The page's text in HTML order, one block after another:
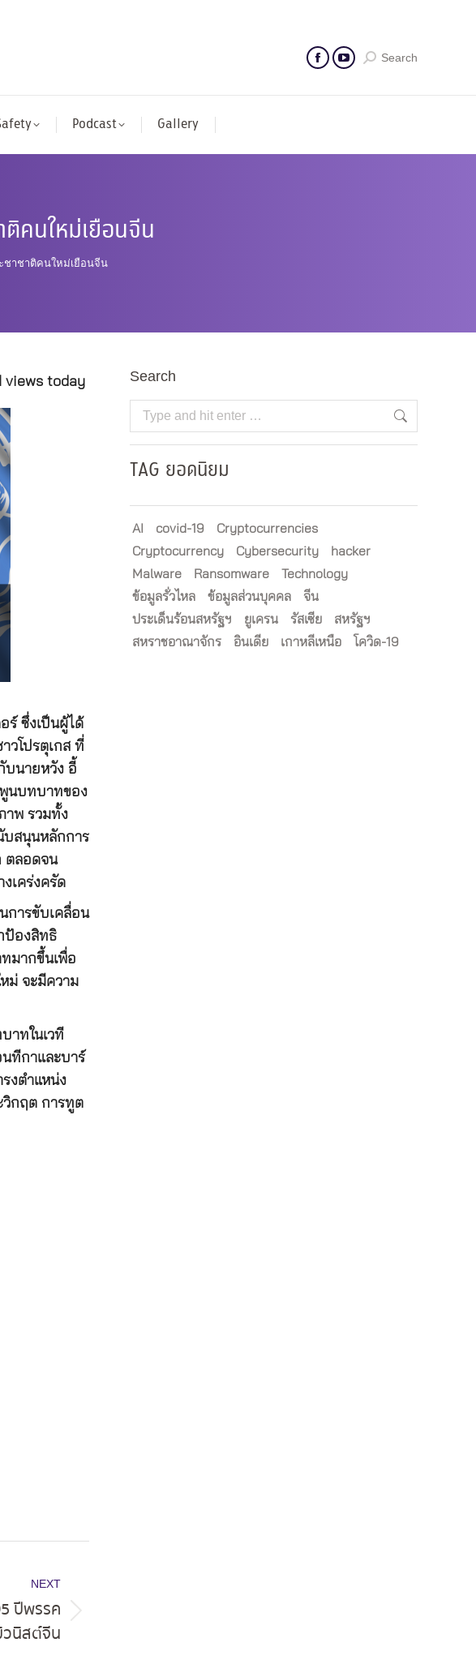
Search
Podcast Gallery
ติคนใหม่เยือนจีน
ชาชาติคนใหม่เยือนจีน
views today
ร์ ซึ่งเป็นผู้ได้
วโปรตุเกส ที่
บนายหวัง อี้
พูนบทบาทของ
าพ รวมทั้ง
บสนุนหลักการ
ตลอดจน
เคร่งครัด
การขับเคลื่อน
ป้องสิทธิ
มากขึ้นเพื่อ
ม่ จะมีความ
าทในเวที
นทีกาและบาร์
งตำแหน่ง
วิกฤต การทูต
NEXT
ปีพรรค
นิสต์จีน
Search
Search:
TAG ยอดนิยม
AI covid-19
Cryptocurrencies
Cryptocurrency
Cybersecurity
hacker
Malware
Ransomware
Technology
ข้อมูลรั่วไหล
ข้อมูลส่วนบุคคล
จีน
ประเด็นร้อนสหรัฐฯ
ยูเครน รัสเซีย
สหรัฐฯ
สหราชอาณาจักร
อินเดีย เกาหลีเหนือ โควิด-19